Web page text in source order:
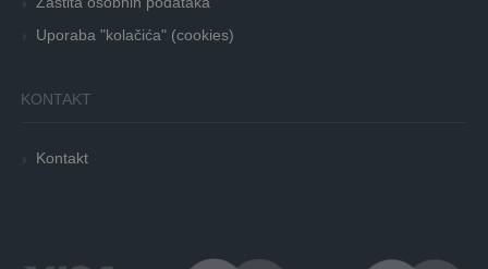
Uporaba "kolačića" (cookies)
KONTAKT
Kontakt